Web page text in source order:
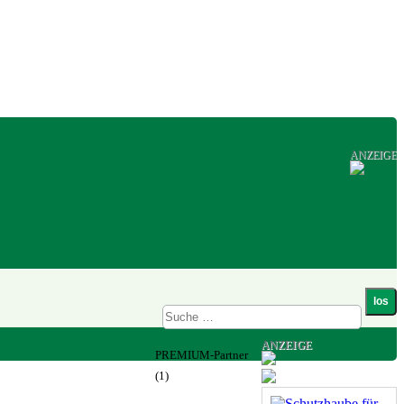
ANZEIGE
ANZEIGE
PREMIUM-Partner
(1)